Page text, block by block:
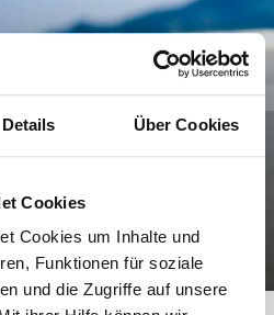
Details Über Cookies
Cookies
Cookies um Inhalte und
Funktionen für soziale
und die Zugriffe auf unsere
den
beeinflusst